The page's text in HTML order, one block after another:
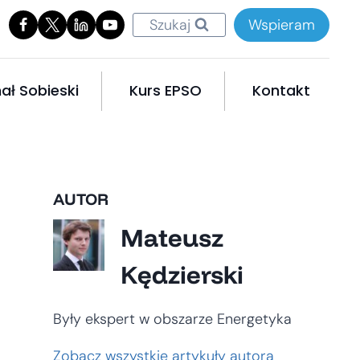
Szukaj Wspieram
Sobieski Kurs EPSO Kontakt
AUTOR
Mateusz
Kędzierski
Były ekspert w obszarze Energetyka